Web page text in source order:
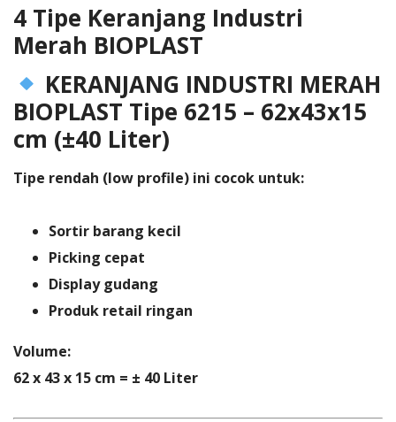
4 Tipe Keranjang Industri
Merah BIOPLAST
KERANJANG INDUSTRI MERAH
BIOPLAST Tipe 6215 – 62x43x15
cm (±40 Liter)
Tipe rendah (low profile) ini cocok untuk:
Sortir barang kecil
Picking cepat
Display gudang
Produk retail ringan
Volume:
62 x 43 x 15 cm = ± 40 Liter